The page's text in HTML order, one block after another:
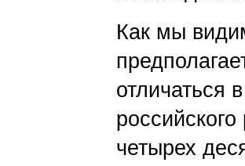
Как мы
отличаться
четырех